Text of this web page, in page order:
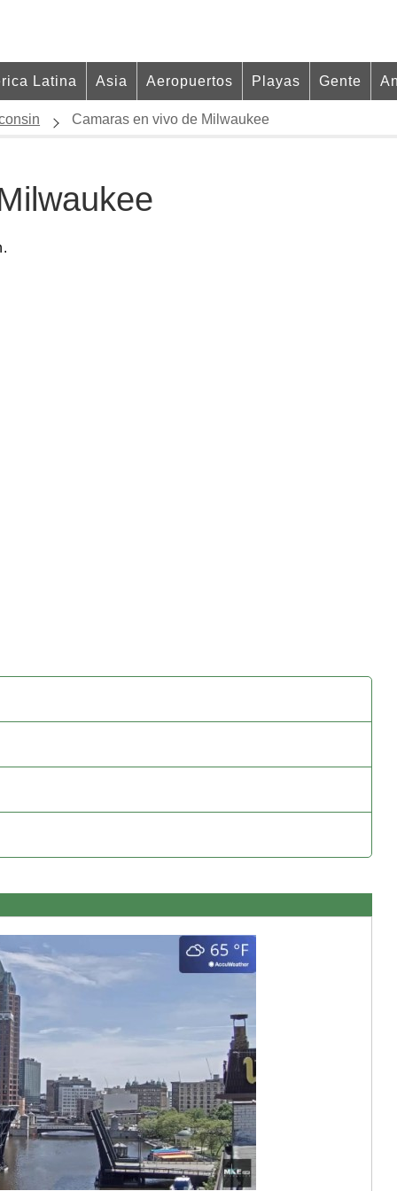
Latina Asia Aeropuertos Playas Gente
Camaras en vivo de Milwaukee